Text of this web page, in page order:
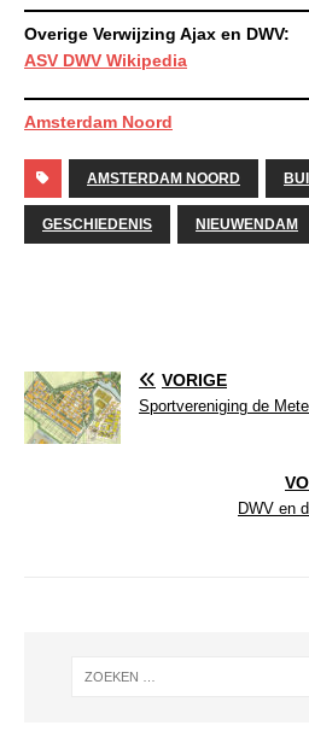
Overige Verwijzing Ajax en DWV:
ASV DWV Wikipedia
Amsterdam Noord
AMSTERDAM NOORD
GESCHIEDENIS NIEUWENDAM
VORIGE
Sportvereniging de
DWV en